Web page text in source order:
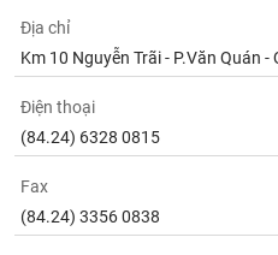
Địa chỉ
Km 10 Nguyễn Trãi - P.Văn Quán -
Điện thoại
(84.24) 6328 0815
Fax
(84.24) 3356 0838